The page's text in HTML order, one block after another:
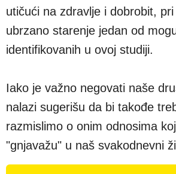
utičući na zdravlje i dobrobit,
ubrzano starenje jedan od
identifikovanih u ovoj studiji.
Iako je važno negovati naše
nalazi sugerišu da bi takođe
razmislimo o onim odnosima
"gnjavažu" u naš svakodnevni